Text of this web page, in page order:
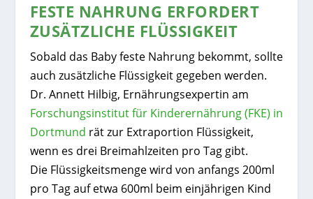
FESTE NAHRUNG ERFORDERT
ZUSÄTZLICHE FLÜSSIGKEIT
Sobald das Baby feste Nahrung bekommt, sollte
auch zusätzliche Flüssigkeit gegeben werden.
Dr. Annett Hilbig, Ernährungsexpertin am
Forschungsinstitut für Kinderernährung (FKE) in
Dortmund rät zur Extraportion Flüssigkeit,
wenn es drei Breimahlzeiten pro Tag gibt.
Die Flüssigkeitsmenge wird von anfangs 200ml
pro Tag auf etwa 600ml beim einjährigen Kind